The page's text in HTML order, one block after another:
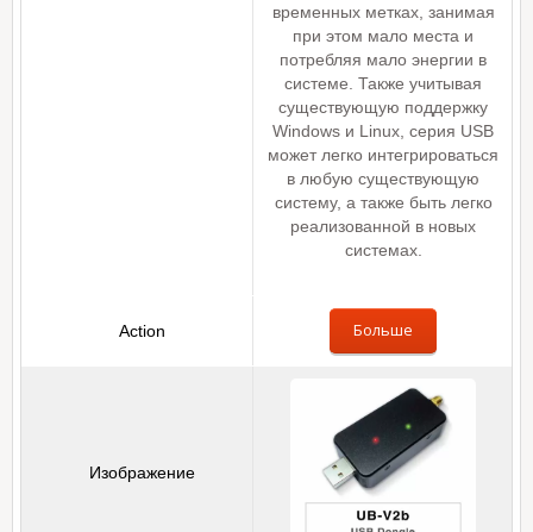
временных метках, занимая
при этом мало места и
потребляя мало энергии в
системе. Также учитывая
существующую поддержку
Windows и Linux, серия USB
может легко интегрироваться
в любую существующую
систему, а также быть легко
реализованной в новых
системах.
Больше